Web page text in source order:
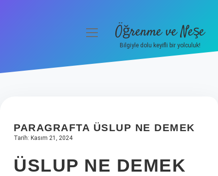
Hakkımızda
menüyüÖğrenme ve Neşe
Bilgiyle dolu keyifli bir yolculuk!
PARAGRAFTA ÜSLUP NE DEMEK
Tarih: Kasım 21, 2024
ÜSLUP NE DEMEK